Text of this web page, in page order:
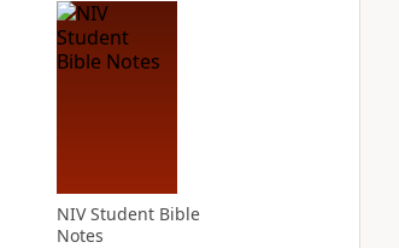
NIV Student Bible
Notes